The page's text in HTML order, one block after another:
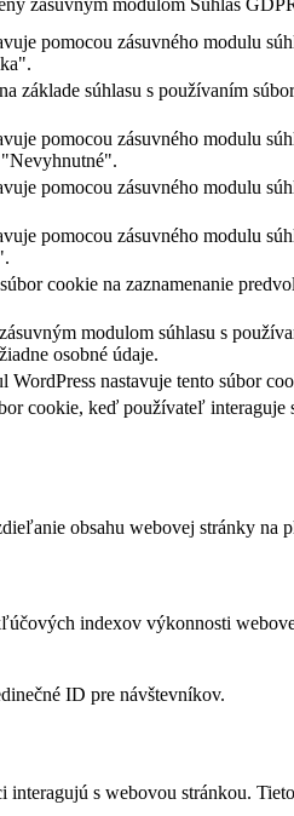
zásuvným modulom Súhlas
pomocou zásuvného modulu
základe súhlasu s používaním
pomocou zásuvného modulu
pomocou zásuvného modulu
pomocou zásuvného modulu
cookie na zaznamenanie
modulom súhlasu s
osobné údaje.
WordPress nastavuje tento súbor
cookie, keď používateľ
obsahu webovej stránky
indexov výkonnosti
ID pre návštevníkov.
s webovou stránkou.